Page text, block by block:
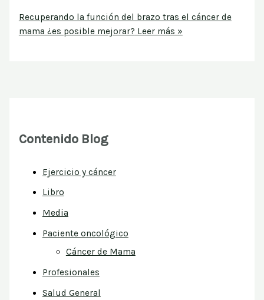
Recuperando la función del brazo tras el cáncer de
mama ¿es posible mejorar? Leer más »
Contenido Blog
Ejercicio y cáncer
Libro
Media
Paciente oncológico
Cáncer de Mama
Profesionales
Salud General